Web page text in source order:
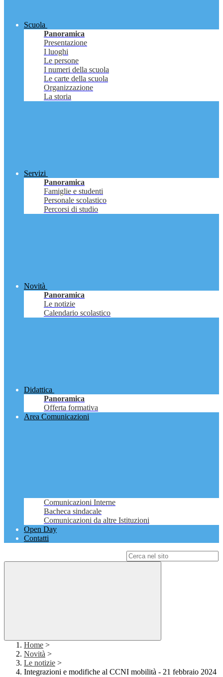
Scuola
Panoramica
Presentazione
I luoghi
Le persone
I numeri della scuola
Le carte della scuola
Organizzazione
La storia
Servizi
Panoramica
Famiglie e studenti
Personale scolastico
Percorsi di studio
Novità
Panoramica
Le notizie
Calendario scolastico
Didattica
Panoramica
Offerta formativa
Area Comunicazioni
Comunicazioni Interne
Bacheca sindacale
Comunicazioni da altre Istituzioni
Open Day
Contatti
Home >
Novità >
Le notizie >
Integrazioni e modifiche al CCNI mobilità - 21 febbraio 2024